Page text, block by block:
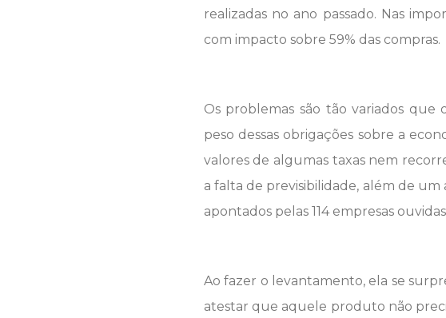
realizadas no ano passado. Nas
com impacto sobre 59% das compras.
Os problemas são tão variados
peso dessas obrigações sobre a
valores de algumas taxas nem
a falta de previsibilidade, além de um
apontados pelas 114 empresas
Ao fazer o levantamento, ela se
atestar que aquele produto não